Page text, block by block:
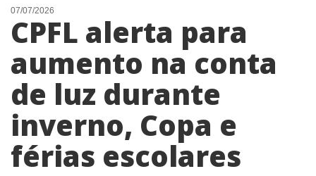
CIDADES
EVENTOS
EMPREGO
ANIVERSÁRIO DAS CIDADES
ANUNCIE
CONTATO
07/07/2026
CPFL alerta para
aumento na conta
de luz durante
inverno, Copa e
férias escolares